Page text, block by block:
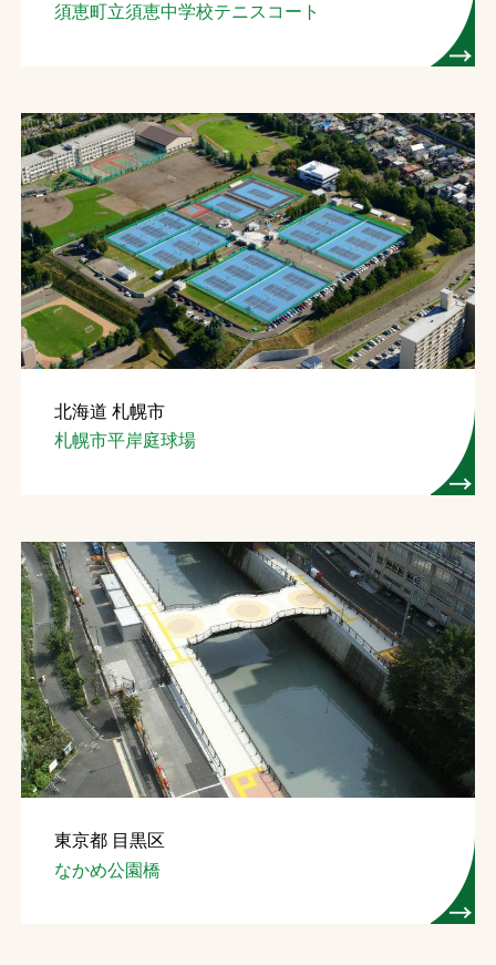
須恵町立須恵中学校テニスコート
北海道 札幌市
札幌市平岸庭球場
東京都 目黒区
なかめ公園橋